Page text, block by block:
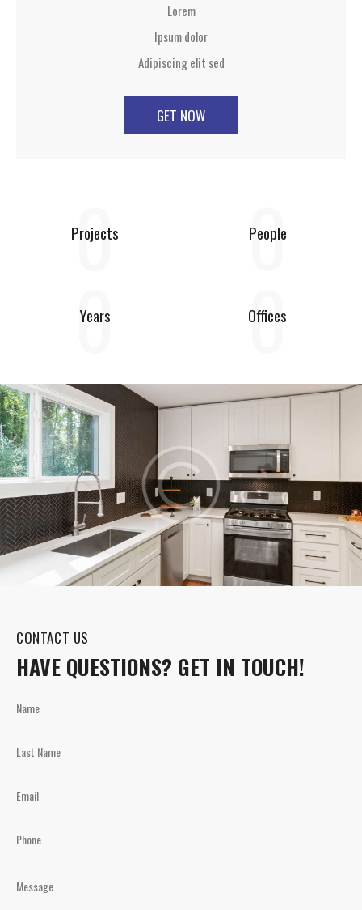
Lorem
Ipsum dolor
Adipiscing elit sed
GET NOW
0
Projects 0
People
0
Years 0
Offices
CONTACT US
HAVE QUESTIONS? GET IN TOUCH!